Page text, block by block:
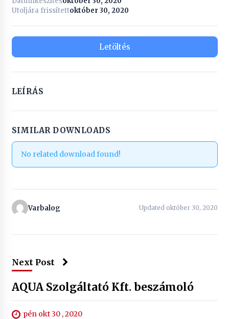
Utoljára frissítettoktóber 30, 2020
Letöltés
LEÍRÁS
SIMILAR DOWNLOADS
No related download found!
Varbalog Updated október 30, 2020
Next Post
AQUA Szolgáltató Kft. beszámoló
pén okt 30 , 2020